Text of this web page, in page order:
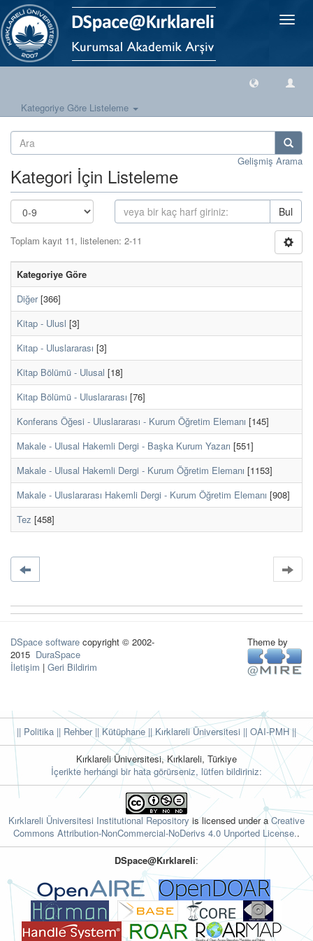
Geçiş
Kategoriye Göre Listeleme
Gelişmiş Arama
Kategori İçin Listeleme
Bul
Toplam kayıt 11, listelenen: 2-11
Kategoriye Göre
Diğer[366]
Kitap - Ulusl [3]
Kitap - Uluslararası [3]
Kitap Bölümü - Ulusal [18]
Kitap Bölümü - Uluslararası [76]
Konferans Öğesi - Uluslararası - Kurum Öğretim Elemanı [145]
Makale - Ulusal Hakemli Dergi - Başka Kurum Yazarı [551]
Makale - Ulusal Hakemli Dergi - Kurum Öğretim Elemanı [1153]
Makale - Uluslararası Hakemli Dergi - Kurum Öğretim Elemanı [908]
Tez [458]
DSpace software copyright © 2002-
2015 DuraSpace
İletişim | Geri Bildirim
Theme by
|| Politika || Rehber|| Kütüphane || Kırklareli Üniversitesi || OAI-PMH ||
Kırklareli Üniversitesi, Kırklareli, Türkiye
İçerikte herhangi bir hata görürseniz, lütfen bildiriniz:
Kırklareli Üniversitesi Institutional Repository is licensed under aCreative
Commons Attribution-NonCommercial-NoDerivs 4.0 Unported License..
DSpace@Kırklareli: